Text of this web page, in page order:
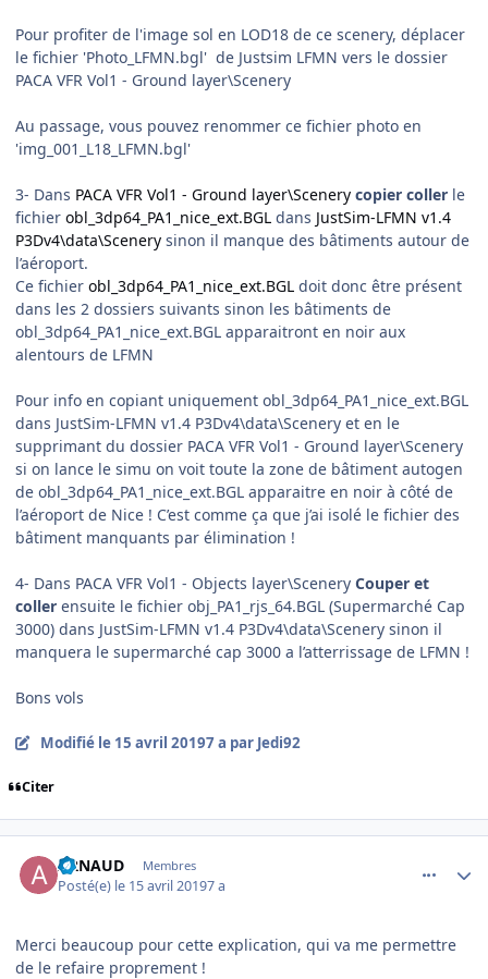
Pour profiter de l'image sol en LOD18 de ce scenery, déplacer
le fichier 'Photo_LFMN.bgl' de Justsim LFMN vers le dossier
PACA VFR Vol1 - Ground layer\Scenery
Au passage, vous pouvez renommer ce fichier photo en
'img_001_L18_LFMN.bgl'
3- Dans PACA VFR Vol1 - Ground layer\Scenery copier coller le
fichier obl_3dp64_PA1_nice_ext.BGL dans JustSim-LFMN v1.4
P3Dv4\data\Scenery sinon il manque des bâtiments autour de
l’aéroport.
Ce fichier obl_3dp64_PA1_nice_ext.BGL doit donc être présent
dans les 2 dossiers suivants sinon les bâtiments de
obl_3dp64_PA1_nice_ext.BGL apparaitront en noir aux
alentours de LFMN
Pour info en copiant uniquement obl_3dp64_PA1_nice_ext.BGL
dans JustSim-LFMN v1.4 P3Dv4\data\Scenery et en le
supprimant du dossier PACA VFR Vol1 - Ground layer\Scenery
si on lance le simu on voit toute la zone de bâtiment autogen
de obl_3dp64_PA1_nice_ext.BGL apparaitre en noir à côté de
l’aéroport de Nice ! C’est comme ça que j’ai isolé le fichier des
bâtiment manquants par élimination !
4- Dans PACA VFR Vol1 - Objects layer\Scenery Couper et
coller ensuite le fichier obj_PA1_rjs_64.BGL (Supermarché Cap
3000) dans JustSim-LFMN v1.4 P3Dv4\data\Scenery sinon il
manquera le supermarché cap 3000 a l’atterrissage de LFMN !
Bons vols
Modifié le 15 avril 20197 a par Jedi92
Citer
ARNAUD Membres
Posté(e) le 15 avril 20197 a
Merci beaucoup pour cette explication, qui va me permettre
de le refaire proprement !